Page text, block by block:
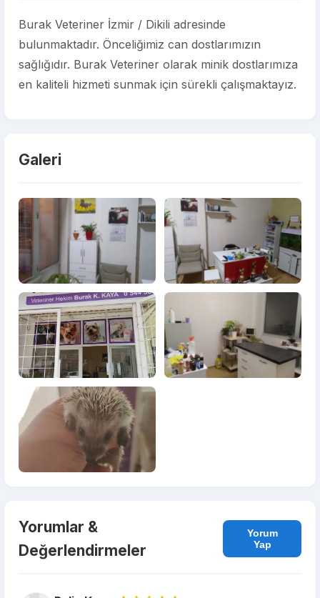
Burak Veteriner İzmir / Dikili adresinde
bulunmaktadır. Önceliğimiz can dostlarımızın
sağlığıdır. Burak Veteriner olarak minik dostlarımıza
en kaliteli hizmeti sunmak için sürekli çalışmaktayız.
Galeri
Yorumlar &
Değerlendirmeler
Yorum
Yap